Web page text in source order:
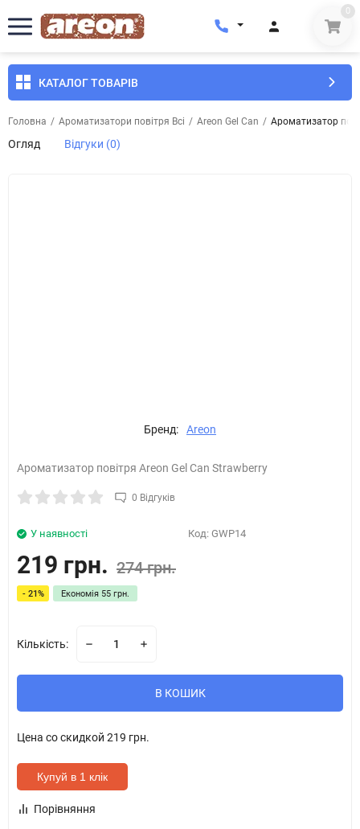
0
КАТАЛОГ ТОВАРІВ
Головна / Ароматизатори повітря Всі / Areon Gel Can / Ароматизатор
Огляд Відгуки (0)
Бренд: Areon
Ароматизатор повітря Areon Gel Can Strawberry
0 Відгуків
У наявності Код: GWP14
219 грн. 274 грн.
- 21% Економія 55 грн.
Кількість:
В КОШИК
Цена со скидкой 219 грн.
Купуй в 1 клік
Порівняння